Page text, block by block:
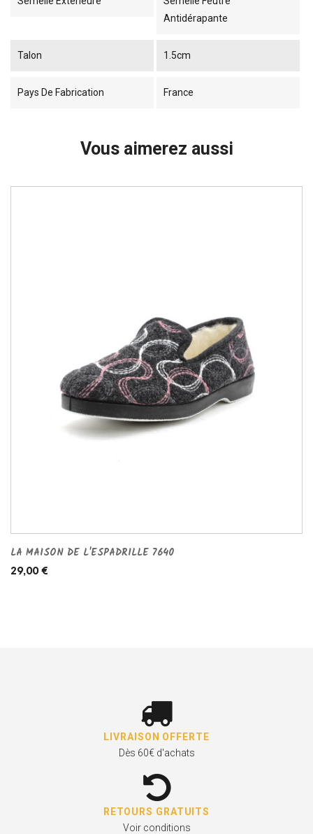
Antidérapante
Talon 1.5cm
Pays De Fabrication France
Vous aimerez aussi
LA MAISON DE L'ESPADRILLE 7640
29,00 €
LIVRAISON OFFERTE
Dès 60€ d'achats
RETOURS GRATUITS
Voir conditions